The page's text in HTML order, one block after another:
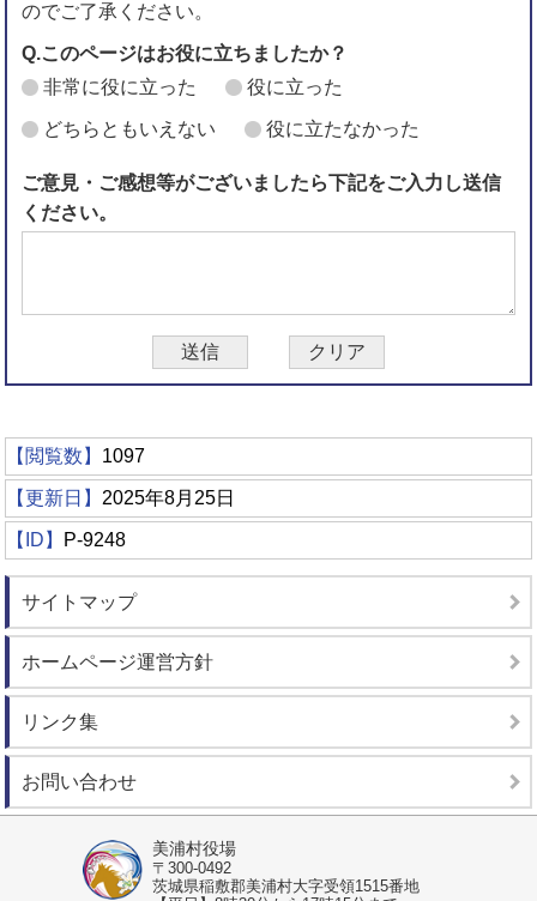
のでご了承ください。
Q.このページはお役に立ちましたか？
非常に役に立った
役に立った
どちらともいえない 役に立たなかった
ご意見・ご感想等がございましたら下記をご入力し送信
ください。
【閲覧数】 1097
【更新日】 2025年8月25日
【ID】 P-9248
サイトマップ
ホームページ運営方針
リンク集
お問い合わせ
美浦村役場
〒300-0492
茨城県稲敷郡美浦村大字受領1515番地